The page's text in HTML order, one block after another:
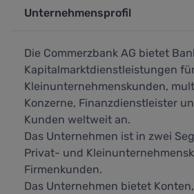
Unternehmensprofil
Die Commerzbank AG bietet
Kapitalmarktdienstleistungen
Kleinunternehmenskunden,
Konzerne, Finanzdienstleister
Kunden weltweit an.
Das Unternehmen ist in zwei
Privat- und
Firmenkunden.
Das Unternehmen bietet